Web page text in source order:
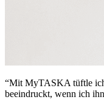
“Mit MyTASKA tüftle ich
beeindruckt, wenn ich